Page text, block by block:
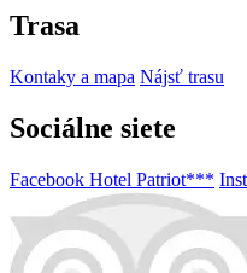
Trasa
Kontaky a mapa Nájsť trasu
Sociálne siete
Facebook Hotel Patriot***